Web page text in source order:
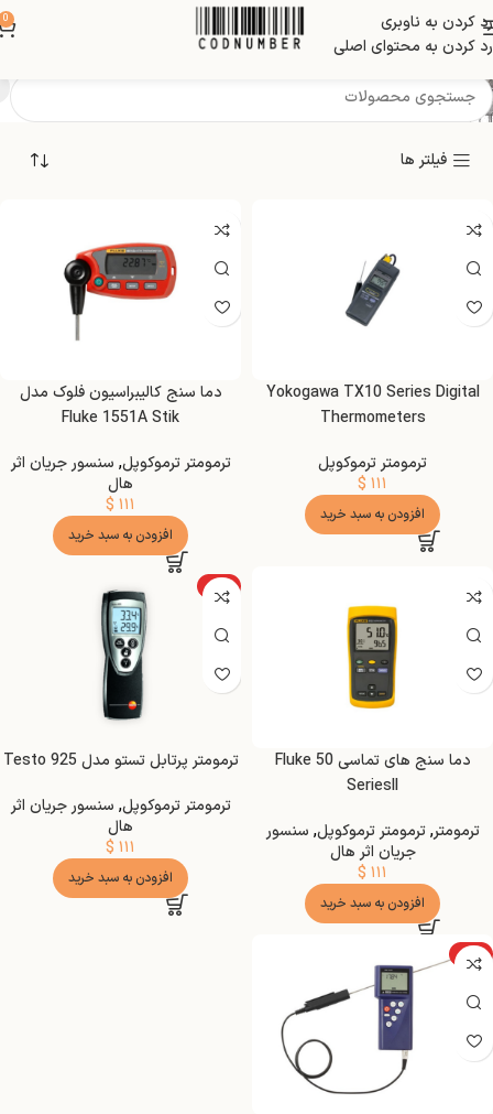
رد کردن به ناوبری
رد کردن به محتوای اصلی
0
ترمومتر ترموکوپل
فیلتر ها
Yokogawa TX10 Series Digital
Thermometers
ترمومتر ترموکوپل
$ ۱۱۱
افزودن به سبد خرید
دما سنج کالیبراسیون فلوک مدل
Fluke 1551A Stik
ترمومتر ترموکوپل, سنسور جریان اثر
هال
$ ۱۱۱
افزودن به سبد خرید
دما سنج های تماسی Fluke 50
SeriesII
ترمومتر,ترمومتر ترموکوپل, سنسور
جریان اثر هال
$ ۱۱۱
افزودن به سبد خرید
ویژه
ترمومتر پرتابل تستو مدل Testo 925
ترمومتر ترموکوپل, سنسور جریان اثر
هال
$ ۱۱۱
افزودن به سبد خرید
ویژه